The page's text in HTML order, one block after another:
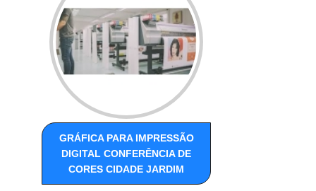
GRÁFICA PARA IMPRESSÃO
DIGITAL CONFERÊNCIA DE
CORES CIDADE JARDIM